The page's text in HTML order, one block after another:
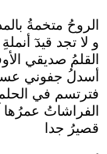
الروحُ متخمةُ
و لا تجد قيدٓ
القلمُ صديقي
أسدلُ جفوني
فترتسم في
الفراشاتُ عمرُها
قصيرُ جدا